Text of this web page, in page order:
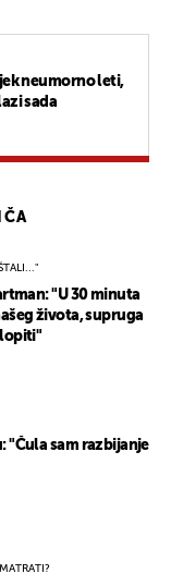
neumorno leti,
sada
"U 30 minuta
života, supruga
"Čula sam razbijanje